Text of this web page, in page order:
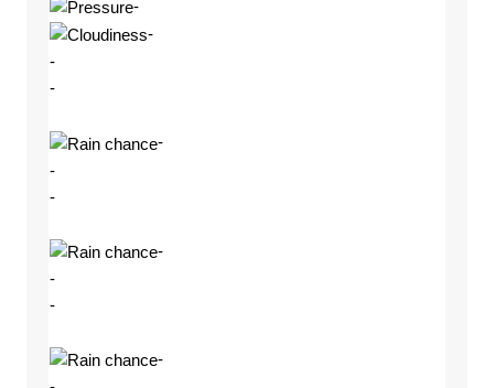
-
-
-
-
-
-
-
-
-
-
-